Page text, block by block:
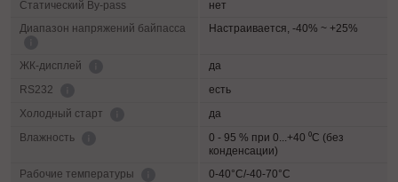
Статический By-pass
нет
Диапазон напряжений байпасса
Настраивается, -40% ~ +25%
ЖК-дисплей
да
RS232
есть
Холодный старт
да
Влажность
0 - 95 % при 0...+40 ⁰С (без
конденсации)
Рабочие температуры
0-40°C/-40-70°C